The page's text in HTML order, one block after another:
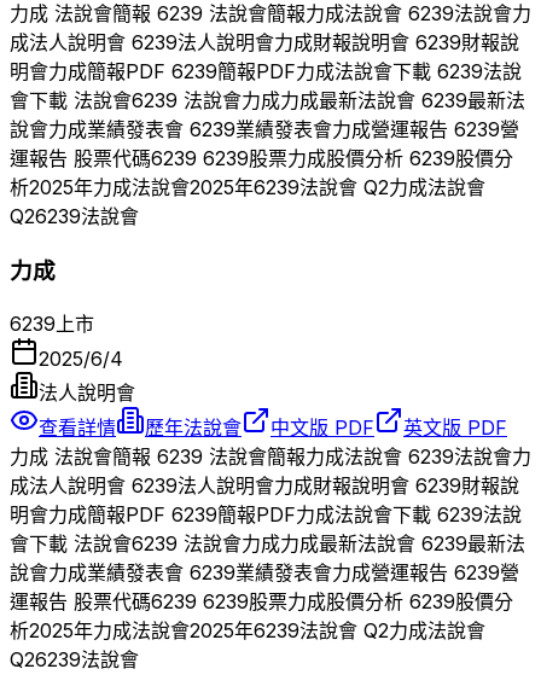
力成 法說會簡報 6239 法說會簡報力成法說會 6239法說會力
成法人說明會 6239法人說明會力成財報說明會 6239財報說
明會力成簡報PDF 6239簡報PDF力成法說會下載 6239法說
會下載 法說會6239 法說會力成力成最新法說會 6239最新法
說會力成業績發表會 6239業績發表會力成營運報告 6239營
運報告 股票代碼6239 6239股票力成股價分析 6239股價分
析2025年力成法說會2025年6239法說會 Q2力成法說會
Q26239法說會
力成
6239 上市
2025/6/4
法人說明會
查看詳情
歷年法說會 中文版 PDF
英文版 PDF
力成 法說會簡報 6239 法說會簡報力成法說會 6239法說會力
成法人說明會 6239法人說明會力成財報說明會 6239財報說
明會力成簡報PDF 6239簡報PDF力成法說會下載 6239法說
會下載 法說會6239 法說會力成力成最新法說會 6239最新法
說會力成業績發表會 6239業績發表會力成營運報告 6239營
運報告 股票代碼6239 6239股票力成股價分析 6239股價分
析2025年力成法說會2025年6239法說會 Q2力成法說會
Q26239法說會